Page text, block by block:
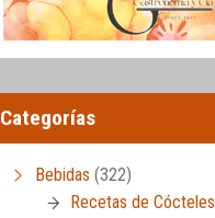
Categorías
Bebidas (322)
Recetas de Cócteles